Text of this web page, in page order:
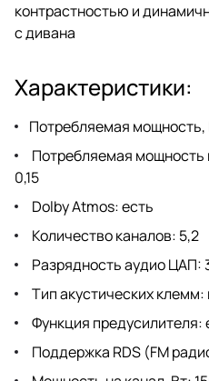
контрастностью и
с дивана
Характеристики:
Потребляемая мощность,
Потребляемая
0,15
Dolby Atmos: есть
Количество каналов: 5,2
Разрядность аудио ЦАП:
Тип акустических
Функция предусилителя:
Поддержка RDS (FM